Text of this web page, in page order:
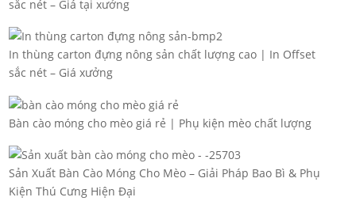
sắc nét – Giá tại xưởng
In thùng carton đựng nông sản chất lượng cao | In Offset
sắc nét – Giá xưởng
Bàn cào móng cho mèo giá rẻ | Phụ kiện mèo chất lượng
Sản Xuất Bàn Cào Móng Cho Mèo – Giải Pháp Bao Bì & Phụ
Kiện Thú Cưng Hiện Đại